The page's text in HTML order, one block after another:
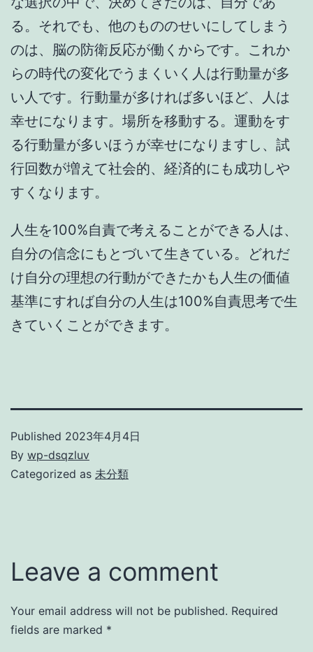
る。それでも、他のもののせいにしてしまう
のは、脳の防衛反応が働くからです。これか
らの時代の変化でうまくいく人は行動量が多
い人です。行動量が多ければ多いほど、人は
幸せになります。場所を移動する。運動をす
る行動量が多いほうが幸せになりますし、試
行回数が増えて社会的、経済的にも成功しや
すくなります。
人生を100%自責で考えることができる人は、
自分の信念にもとづいて生きている。どれだ
け自分の理想の行動ができたかも人生の価値
基準にすれば自分の人生は100%自責思考で生
きていくことができます。
Published 2023年4月4日
By wp-dsqzluv
Categorized as 未分類
Leave a comment
Your email address will not be published. Required
fields are marked *